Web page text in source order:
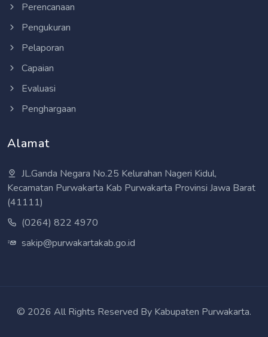
Perencanaan
Pengukuran
Pelaporan
Capaian
Evaluasi
Penghargaan
Alamat
JL.Ganda Negara No.25 Kelurahan Nageri Kidul,
Kecamatan Purwakarta Kab Purwakarta Provinsi Jawa Barat
(41111)
(0264) 822 4970
sakip@purwakartakab.go.id
© 2026 All Rights Reserved By Kabupaten Purwakarta.